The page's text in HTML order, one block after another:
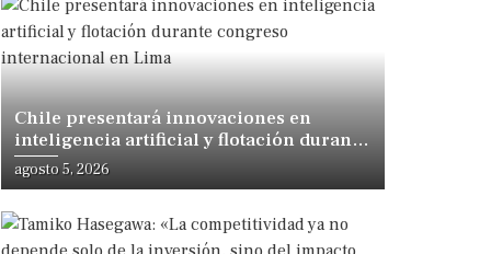
Chile presentará innovaciones en
inteligencia artificial y flotación durante
congreso internacional en Lima
agosto 5, 2026